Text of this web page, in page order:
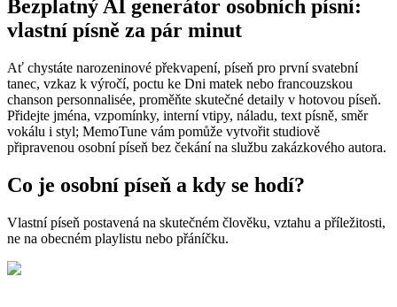
Bezplatný AI generátor osobních písní:
vlastní písně za pár minut
Ať chystáte narozeninové překvapení, píseň pro první svatební
tanec, vzkaz k výročí, poctu ke Dni matek nebo francouzskou
chanson personnalisée, proměňte skutečné detaily v hotovou píseň.
Přidejte jména, vzpomínky, interní vtipy, náladu, text písně, směr
vokálu i styl; MemoTune vám pomůže vytvořit studiově
připravenou osobní píseň bez čekání na službu zakázkového autora.
Co je osobní píseň a kdy se hodí?
Vlastní píseň postavená na skutečném člověku, vztahu a příležitosti,
ne na obecném playlistu nebo přáníčku.